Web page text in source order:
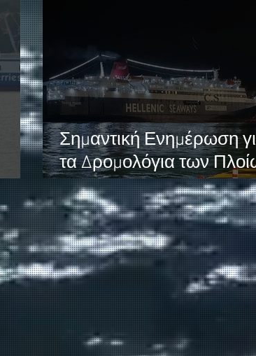
Σημαντική Ενημέρωση
τα Δρομολόγια των
ΝΗΣΟΣ ΡΟΔΟΣ &
ASTERION II